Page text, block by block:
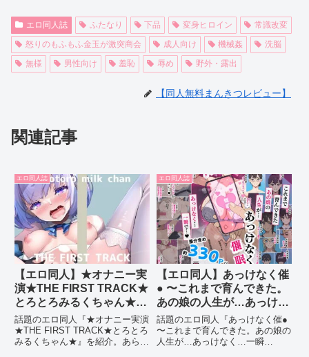
エロ同人誌 ふたなり 下品 変身ヒロイン
常識改変
怒りのもふもふ金玉が激突商会
成人向け 機械姦
洗脳
無様
男性向け 羞恥 辱め 野外・露出
【同人無料まんきつレビュー】
関連記事
エロ同人誌
【エロ同人】★オナニー実
演★THE FIRST TRACK★
とろとろみるくちゃん★が
ヌケルと話題｜内容まとめ
話題のエロ同人『★オナニー実演
★THE FIRST TRACK★とろとろ
みるくちゃん★』を紹介。あらす
エロ同人誌
【エロ同人】あっけなく催
● 〜これまで育んできた。
あの娘の人生が…あっけな
く…一瞬で…〜がヌケルと
話題｜内容まとめ
話題のエロ同人『あっけなく催●
〜これまで育んできた。あの娘の
人生が…あっけなく…一瞬